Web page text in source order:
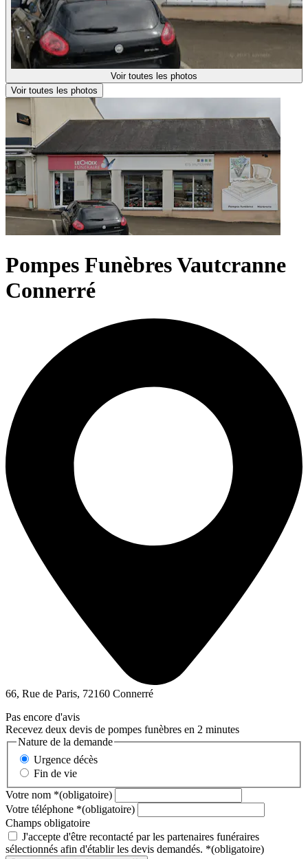
Voir toutes les photos
Voir toutes les photos
Pompes Funèbres Vautcranne
Connerré
66, Rue de Paris, 72160 Connerré
Pas encore d'avis
Recevez deux devis de pompes funèbres en 2 minutes
Nature de la demande
Urgence décès
Fin de vie
Votre nom *(obligatoire)
Votre téléphone *(obligatoire)
Champs obligatoire
J'accepte d'être recontacté par les partenaires funéraires
sélectionnés afin d'établir les devis demandés. *(obligatoire)